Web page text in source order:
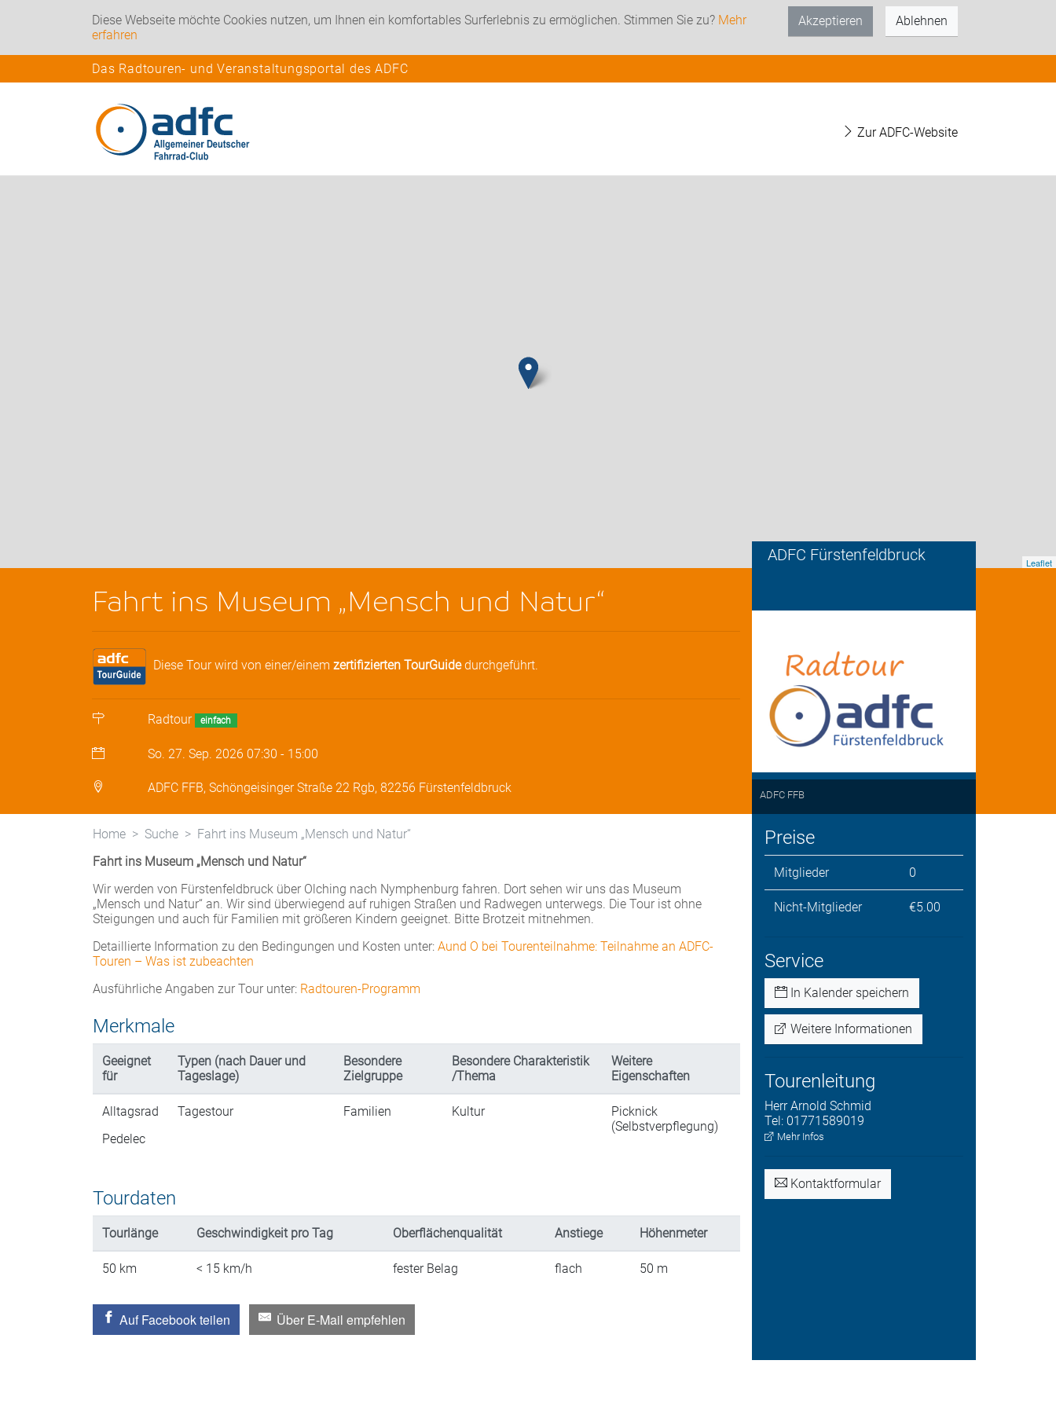
Diese Webseite möchte Cookies nutzen, um Ihnen ein komfortables Surferlebnis zu ermöglichen. Stimmen Sie zu? Mehr
erfahren
Akzeptieren Ablehnen
Das Radtouren- und Veranstaltungsportal des ADFC
Zur ADFC-Website
Leaflet
ADFC Fürstenfeldbruck
Fahrt ins Museum „Mensch und Natur“
Diese Tour wird von einer/einem zertifizierten TourGuidedurchgeführt.
Radtour einfach
So. 27. Sep. 2026 07:30 - 15:00
ADFC FFB, Schöngeisinger Straße 22 Rgb, 82256 Fürstenfeldbruck ADFC FFB
Preise
Mitglieder 0
Nicht-Mitglieder €5.00
Service
In Kalender speichern
Weitere Informationen
Tourenleitung
Herr Arnold Schmid
Tel: 01771589019
Mehr Infos
Kontaktformular
Home Suche
Fahrt ins Museum „Mensch und Natur“
Fahrt ins Museum „Mensch und Natur“
Wir werden von Fürstenfeldbruck über Olching nach Nymphenburg fahren. Dort sehen wir uns das Museum
„Mensch und Natur“ an. Wir sind überwiegend auf ruhigen Straßen und Radwegen unterwegs. Die Tour ist ohne
Steigungen und auch für Familien mit größeren Kindern geeignet. Bitte Brotzeit mitnehmen.
Detaillierte Information zu den Bedingungen und Kosten unter: Aund O bei Tourenteilnahme: Teilnahme an ADFC-
Touren – Was ist zubeachten
Ausführliche Angaben zur Tour unter: Radtouren-Programm
Merkmale
Geeignet
für
Typen (nach Dauer und
Tageslage)
Besondere
Zielgruppe
Besondere Charakteristik
/Thema
Weitere
Eigenschaften
Alltagsrad
Pedelec
Tagestour Familien Kultur
Picknick
(Selbstverpflegung)
Tourdaten
Tourlänge Geschwindigkeit pro Tag Oberflächenqualität Anstiege Höhenmeter
50 km < 15 km/h fester Belag flach 50 m
Auf Facebook teilen Über E-Mail empfehlen